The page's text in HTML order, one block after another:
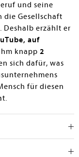
und seine
die Gesellschaft
Deshalb erzählt er
auf
knapp 2
sich dafür, was
für diesen